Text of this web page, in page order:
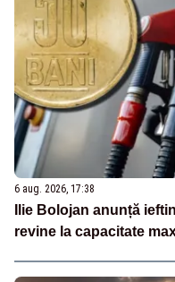
6 aug. 2026, 17:38
Ilie Bolojan anunță
revine la capacitate